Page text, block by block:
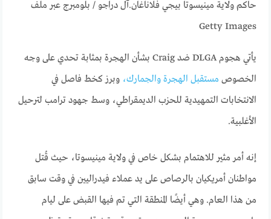
حاكم ولاية مينيسوتا بيجي فلاناغان.آل دراجو / بلومبرج عبر ملف
Getty Images
يأتي هجوم DLGA ضد Craig بشأن الهجرة بمثابة تحدي على وجه
الخصوص مستقبل الهجرة والجمارك،وبرز كخط فاصل في
الانتخابات التمهيدية للحزب الديمقراطي، وسط جهود ترامب لترحيل
الأغلبية.
إنه أمر مثير للاهتمام بشكل خاص في ولاية مينيسوتا، حيث قُتل
مواطنان أمريكيان بالرصاص على يد عملاء فيدراليين في وقت سابق
من هذا العام. وهي أيضًا المنطقة التي تم فيها القبض على ليام